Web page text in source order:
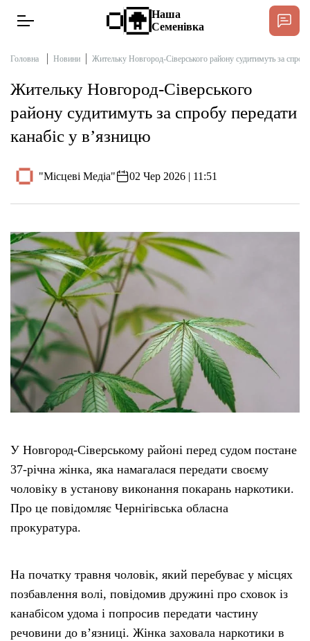
Новини
Тексти
Довідник
Редакційна політика
Етичний кодекс
Рекламні прайси
Бюджет
Тендери
Контакти
Наша
Семенівка
Головна Новини Жительку Новгород-Сіверського району судитимуть за
Жительку Новгород-Сіверського
району судитимуть за спробу передати
канабіс у в’язницю
"Місцеві Медіа" 02 Чер 2026 | 11:51
У Новгород-Сіверському районі перед судом постане
37-річна жінка, яка намагалася передати своєму
чоловіку в установу виконання покарань наркотики.
Про це повідомляє Чернігівська обласна
прокуратура.
На початку травня чоловік, який перебуває у місцях
позбавлення волі, повідомив дружині про сховок із
канабісом удома і попросив передати частину
речовини до в’язниці. Жінка заховала наркотики в